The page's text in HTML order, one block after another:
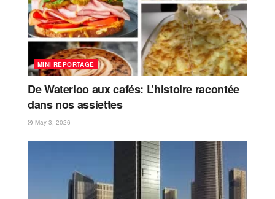
MINI REPORTAGE
De Waterloo aux cafés: L’histoire racontée
dans nos assiettes
May 3, 2026